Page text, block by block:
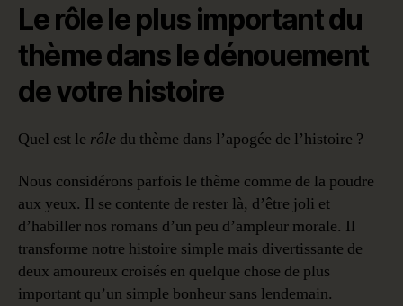
Le rôle le plus important du
thème dans le dénouement
de votre histoire
Quel est le rôle du thème dans l’apogée de l’histoire ?
Nous considérons parfois le thème comme de la poudre
aux yeux. Il se contente de rester là, d’être joli et
d’habiller nos romans d’un peu d’ampleur morale. Il
transforme notre histoire simple mais divertissante de
deux amoureux croisés en quelque chose de plus
important qu’un simple bonheur sans lendemain.